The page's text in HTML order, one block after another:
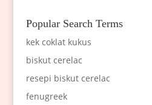
Popular Search Terms
kek coklat kukus
biskut cerelac
resepi biskut cerelac
fenugreek